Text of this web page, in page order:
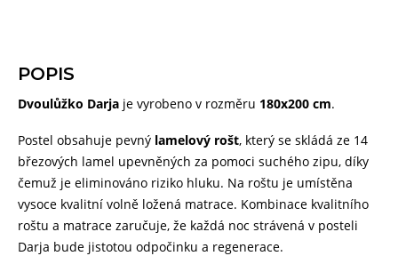
POPIS
Dvoulůžko Darja je vyrobeno v rozměru 180x200 cm.
Postel obsahuje pevný lamelový rošt, který se skládá ze 14
březových lamel upevněných za pomoci suchého zipu, díky
čemuž je eliminováno riziko hluku. Na roštu je umístěna
vysoce kvalitní volně ložená matrace. Kombinace kvalitního
roštu a matrace zaručuje, že každá noc strávená v posteli
Darja bude jistotou odpočinku a regenerace.